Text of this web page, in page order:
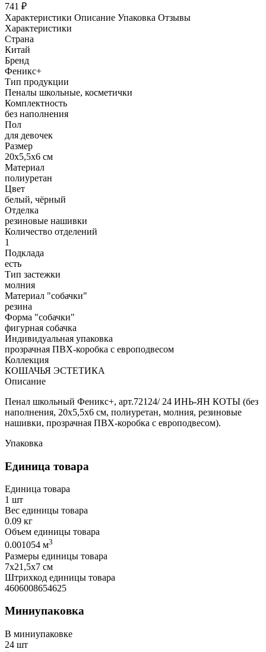
741 ₽
Характеристики Описание Упаковка Отзывы
Характеристики
Страна
Китай
Бренд
Феникс+
Тип продукции
Пеналы школьные, косметички
Комплектность
без наполнения
Пол
для девочек
Размер
20х5,5х6 см
Материал
полиуретан
Цвет
белый, чёрный
Отделка
резиновые нашивки
Количество отделений
1
Подклада
есть
Тип застежки
молния
Материал "собачки"
резина
Форма "собачки"
фигурная собачка
Индивидуальная упаковка
прозрачная ПВХ-коробка с европодвесом
Коллекция
КОШАЧЬЯ ЭСТЕТИКА
Описание
Пенал школьный Феникс+, арт.72124/ 24 ИНЬ-ЯН КОТЫ (без
наполнения, 20х5,5х6 см, полиуретан, молния, резиновые
нашивки, прозрачная ПВХ-коробка с европодвесом).
Упаковка
Единица товара
Единица товара
1 шт
Вес единицы товара
0.09 кг
Объем единицы товара
0.001054 м3
Размеры единицы товара
7х21,5х7 см
Штрихкод единицы товара
4606008654625
Миниупаковка
В миниупаковке
24 шт